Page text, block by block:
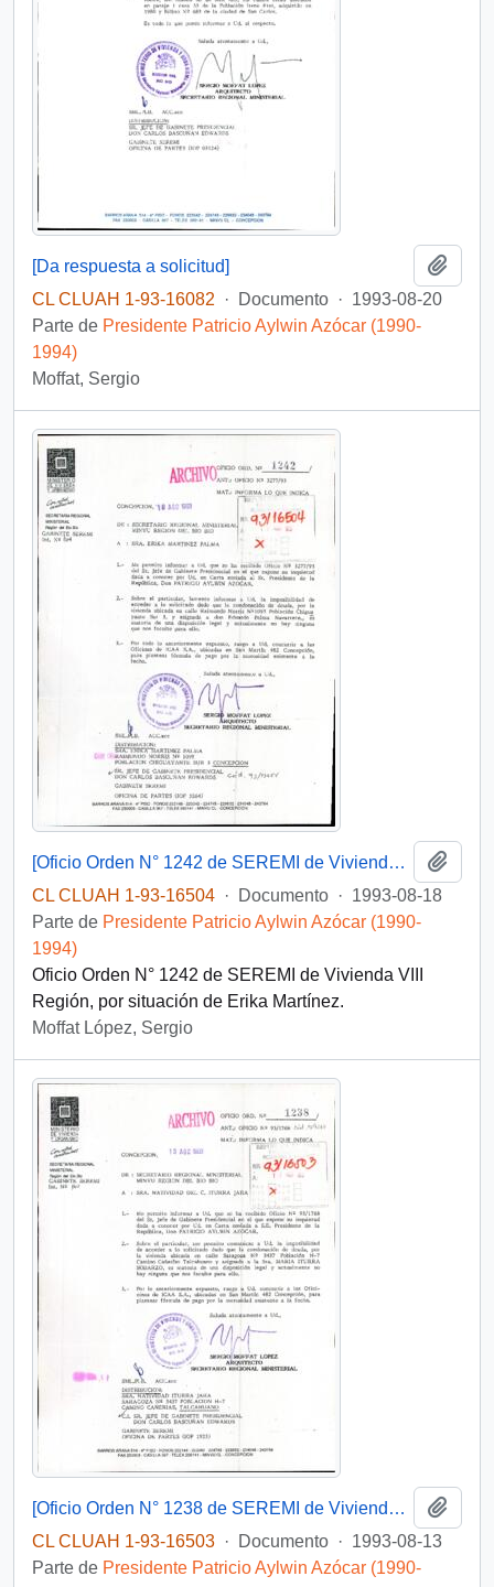
[Da respuesta a solicitud]
CL CLUAH 1-93-16082
· Documento · 1993-08-20
Parte de Presidente Patricio Aylwin Azócar (1990-
1994)
Moffat, Sergio
[Oficio Orden N° 1242 de SEREMI de Vivienda VIII Región]
CL CLUAH 1-93-16504 · Documento · 1993-08-18
Parte de Presidente Patricio Aylwin Azócar (1990-
1994)
Oficio Orden N° 1242 de SEREMI de Vivienda VIII
Región, por situación de Erika Martínez.
Moffat López, Sergio
[Oficio Orden N° 1238 de SEREMI de Vivienda VIII Región]
CL CLUAH 1-93-16503 · Documento · 1993-08-13
Parte de Presidente Patricio Aylwin Azócar (1990-